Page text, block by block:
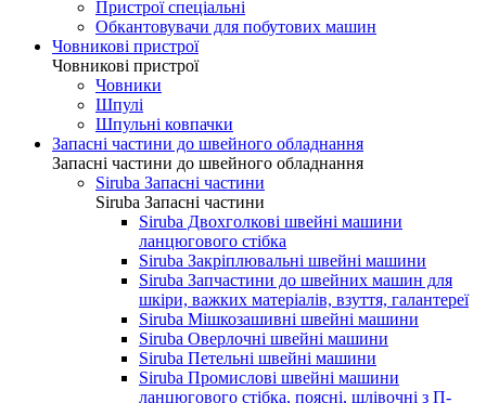
Пристрої спеціальні
Обкантовувачи для побутових машин
Човникові пристрої
Човникові пристрої
Човники
Шпулі
Шпульні ковпачки
Запасні частини до швейного обладнання
Запасні частини до швейного обладнання
Siruba Запасні частини
Siruba Запасні частини
Siruba Двохголкові швейні машини
ланцюгового стібка
Siruba Закріплювальні швейні машини
Siruba Запчастини до швейних машин для
шкіри, важких матеріалів, взуття, галантереї
Siruba Мішкозашивні швейні машини
Siruba Оверлочні швейні машини
Siruba Петельні швейні машини
Siruba Промислові швейні машини
ланцюгового стібка, поясні, шлівочні з П-